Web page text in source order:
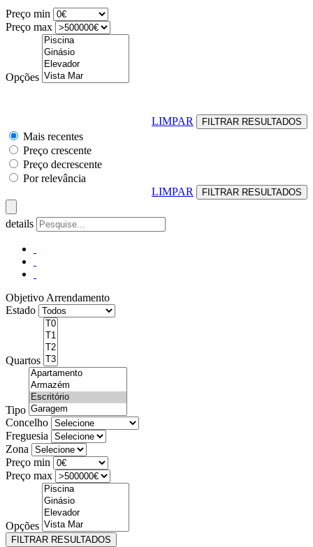
Preço min
Preço max
Opções
LIMPAR
Mais recentes
Preço crescente
Preço decrescente
Por relevância
LIMPAR
details
Objetivo Arrendamento
Estado
Quartos
Tipo
Concelho
Freguesia
Zona
Preço min
Preço max
Opções